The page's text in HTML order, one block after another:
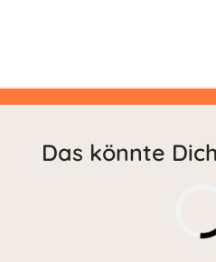
Das könnte